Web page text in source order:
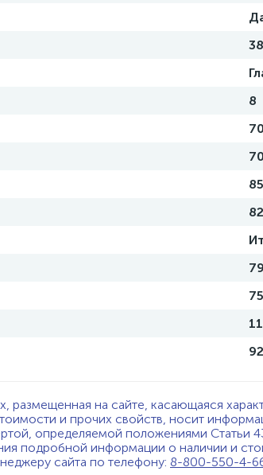
8
82
92
размещенная на сайте, касающаяся
и прочих свойств, носит
определяемой положениями Статьи
подробной информации о наличии и
сайта по телефону: 8-800-550-4-